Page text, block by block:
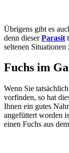
Übrigens gibt es
denn dieserParasit
seltenen
Fuchs im
Wenn Sie
vorfinden, so hat
Ihnen ein gutes
angefüttert worden
einen Fuchs aus